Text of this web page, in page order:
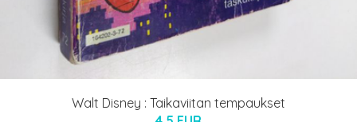
Walt Disney : Taikaviitan tempaukset